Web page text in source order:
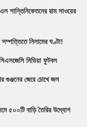
শান্তিনিকেতনের রাম সাওয়ের
নিলামের ঘণ্টা!
মিডিয়া ফুটবল
গুঞ্জনের জেরে চোখে জল
৫০০টি বাড়ি তৈরির উদ্যোগ